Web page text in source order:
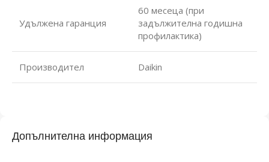
Удължена гаранция
60 месеца (при
задължителна годишна
профилактика)
Производител Daikin
Допълнителна информация